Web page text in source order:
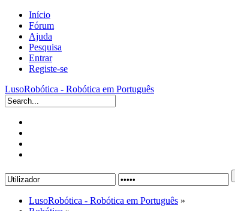
Início
Fórum
Ajuda
Pesquisa
Entrar
Registe-se
LusoRobótica - Robótica em Português
LusoRobótica - Robótica em Português »